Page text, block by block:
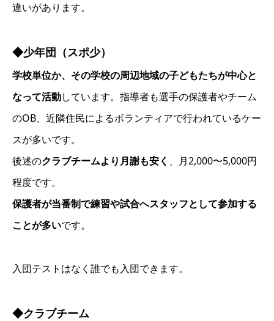
違いがあります。
◆少年団（スポ少）
学校単位か、その学校の周辺地域の子どもたちが中心と
なって活動しています。指導者も選手の保護者やチーム
のOB、近隣住民によるボランティアで行われているケー
スが多いです。
後述のクラブチームより月謝も安く 、月2,000〜5,000円
程度です。
保護者が当番制で練習や試合へスタッフとして参加する
ことが多いです。
入団テストはなく誰でも入団できます。
◆クラブチーム